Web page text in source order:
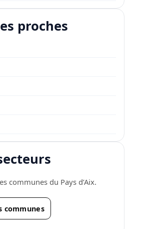
proches
communes du Pays d’Aix.
communes